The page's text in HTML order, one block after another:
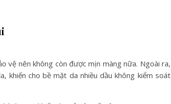
vệ nên không còn được mịn màng nữa. Ngoài ra,
khiến cho bề mặt da nhiều dầu không kiểm soát